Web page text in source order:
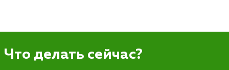
Что делать сейчас?